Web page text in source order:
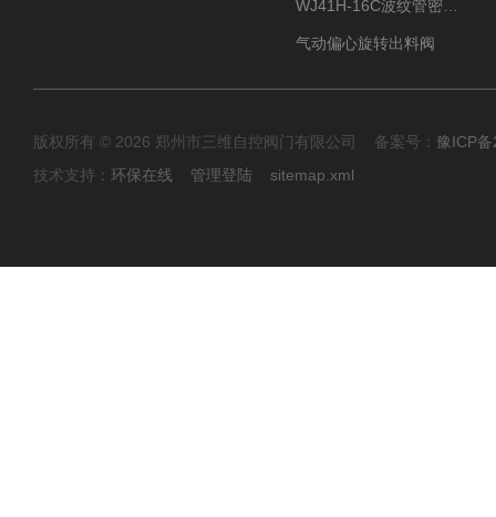
气动偏心旋转出料阀
版权所有 © 2026 郑州市三维自控阀门有限公司 备案号： 豫ICP
技术支持： 环保在线 管理登陆 sitemap.xml